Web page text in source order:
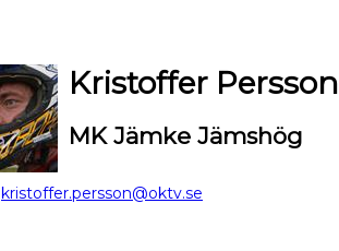
Kristoffer Persson
MK Jämke Jämshög
kristoffer.persson@oktv.se